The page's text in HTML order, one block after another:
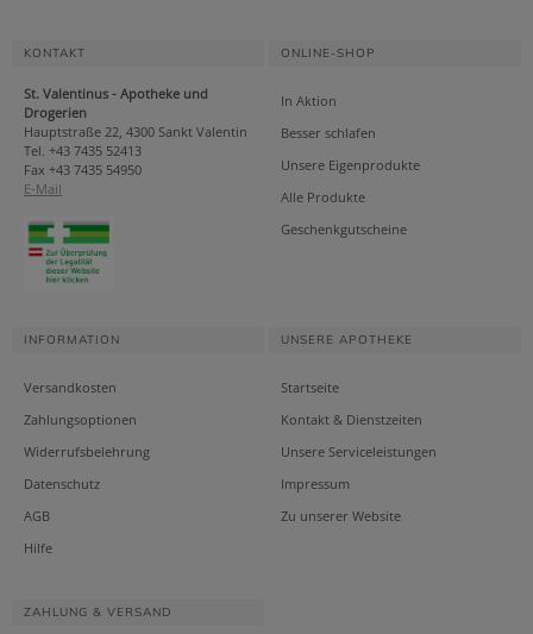
KONTAKT
St. Valentinus - Apotheke und
Drogerien
Hauptstraße 22, 4300 Sankt Valentin
Tel. +43 7435 52413
Fax +43 7435 54950
E-Mail
ONLINE-SHOP
In Aktion
Besser schlafen
Unsere Eigenprodukte
Alle Produkte
Geschenkgutscheine
INFORMATION
Versandkosten
Zahlungsoptionen
Widerrufsbelehrung
Datenschutz
AGB
Hilfe
UNSERE APOTHEKE
Startseite
Kontakt & Dienstzeiten
Unsere Serviceleistungen
Impressum
Zu unserer Website
ZAHLUNG & VERSAND